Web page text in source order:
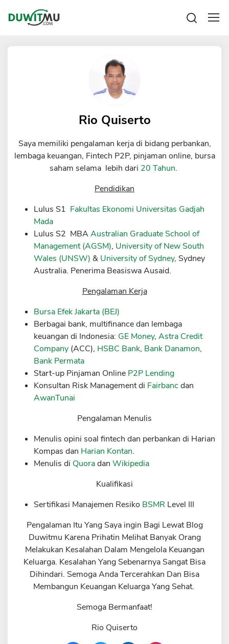
Mengelola keuangan
Pinjaman Online
Hutang
KTA
Broker Forex
Sekuritas Saham
Bank Digital
Crypto
Exchange
Asuransi
Asuransi Jiwa
Asuransi Kesehatan
Asuransi Syariah
Rio Quiserto
Saya memiliki pengalaman kerja di bidang perbankan,
lembaga keuangan, Fintech P2P, pinjaman online, bursa
saham selama lebih dari 20 Tahun.
Pendidikan
Lulus S1 Fakultas Ekonomi Universitas Gadjah
Mada
Lulus S2 MBAAustralian Graduate School of
Management (AGSM), University of New South
Wales (UNSW) & University of Sydney, Sydney
Australia. Penerima Beasiswa Ausaid.
Pengalaman Kerja
Bursa Efek Jakarta (BEJ)
Berbagai bank, multifinance dan lembaga
keuangan di Indonesia: GE Money,Astra Credit
Company (ACC), HSBC Bank, Bank Danamon,
Bank Permata
Start-up Pinjaman Online P2P Lending
Konsultan Risk Management di Fairbancdan
AwanTunai
Pengalaman Menulis
Menulis opini soal fintech dan perbankan di Harian
Kompas dan Harian Kontan.
Menulis di QuoradanWikipedia
Kualifikasi
Sertifikasi Manajemen Resiko BSMR Level III
Pengalaman Itu Yang Saya ingin Bagi Lewat Blog
Duwitmu Karena Prihatin Melihat Banyak Orang
Melakukan Kesalahan Dalam Mengelola Keuangan
Keluarga. Kesalahan Yang Sebenarnya Sangat Bisa
Dihindari. Semoga Anda Tercerahkan Dan Bisa
Membangun Keuangan Keluarga Yang Sehat.
Semoga Bermanfaat!
Rio Quiserto